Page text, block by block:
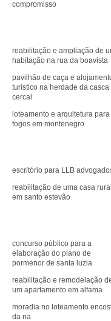
compromisso
reabilitação e ampliação de
habitação na rua da boavista
pavilhão de caça e
turístico na herdade da casca
cercal
loteamento e arquitetura para
fogos em montenegro
escritório para LLB
reabilitação de uma casa rural
em santo estevão
concurso público para a
elaboração do plano de
pormenor de santa luzia
reabilitação e remodelação
um apartamento em alfama
moradia no loteamento
da ria